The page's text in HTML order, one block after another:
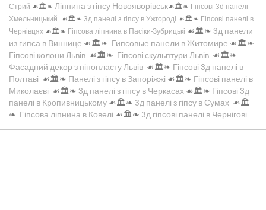
Стрий ☙🏛️❧ Ліпнина з гіпсу Новояворівськ☙🏛️❧ Гіпсові 3d панелі
Хмельницький ☙🏛️❧ 3д панелі з гіпсу в Ужгороді ☙🏛️❧ Гіпсові панелі в
Чернівцях ☙🏛️❧ Гіпсова ліпнина в Пасіки-Зубрицькі ☙🏛️❧ 3д панели
из гипса в Виннице ☙🏛️❧ Гипсовые панели в Житомире ☙🏛️❧
Гіпсові колони Львів ☙🏛️❧ Гіпсові скульптури Львів ☙🏛️❧
Фасадний декор з пінопласту Львів ☙🏛️❧ Гіпсові 3д панелі в
Полтаві ☙🏛️❧ Панелі з гіпсу в Запоріжжі ☙🏛️❧ Гіпсові панелі в
Миколаєві ☙🏛️❧ 3д панелі з гіпсу в Черкасах ☙🏛️❧ Гіпсові 3д
панелі в Кропивницькому ☙🏛️❧ 3д панелі з гіпсу в Сумах ☙🏛️
❧ Гіпсова ліпнина в Ковелі ☙🏛️❧ 3д гіпсові панелі в Чернігові